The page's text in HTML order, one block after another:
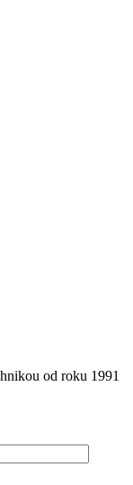
od roku 1991